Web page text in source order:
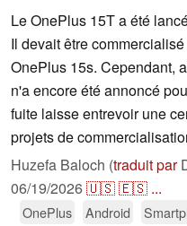
Le OnePlus 15T a été
Il devait être
OnePlus 15s. Cependant,
n'a encore été annoncé
fuite laisse entrevoir une
projets de
Huzefa Baloch (traduit par
06/19/2026🇺🇸🇪🇸 ...
OnePlus Android